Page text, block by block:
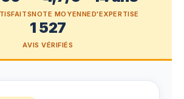
NOTE MOYENNED'EXPERTISE
1 527
AVIS VÉRIFIÉS